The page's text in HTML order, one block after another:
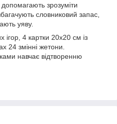
зрозуміти
словниковий запас,
уяву.
4 картки 20х20 см із
24 змінні жетони.
навчає відтворенню